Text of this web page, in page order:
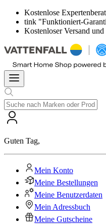
Kostenlose
tink "Funktioniert-
Kostenloser Versand
Guten Tag,
Mein Konto
Meine Bestellungen
Meine Benutzerdaten
Mein Adressbuch
Meine Gutscheine